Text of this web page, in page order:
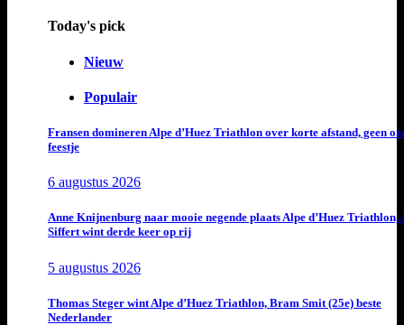
Today's pick
Nieuw
Populair
Fransen domineren Alpe d’Huez Triathlon over korte afstand, geen
feestje
6 augustus 2026
Anne Knijnenburg naar mooie negende plaats Alpe d’Huez Triathlon,
Siffert wint derde keer op rij
5 augustus 2026
Thomas Steger wint Alpe d’Huez Triathlon, Bram Smit (25e) beste
Nederlander